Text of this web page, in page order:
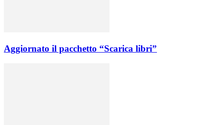
Aggiornato il pacchetto “Scarica libri”